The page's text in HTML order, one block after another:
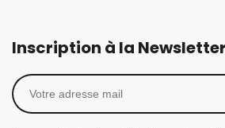
Inscription à la Newsletter